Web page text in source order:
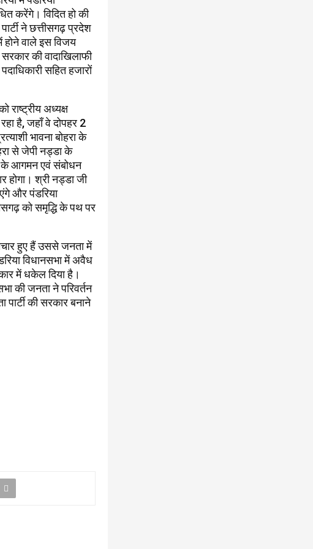
करेंगे। विदित हो की
ने छत्तीसगढ़ प्रदेश
होने वाले इस विजय
की वादाखिलाफी
सहित हजारों
राष्ट्रीय अध्यक्ष
है, जहाँ वे दोपहर 2
भावना बोहरा के
से जेपी नड्डा के
के आगमन एवं संबोधन
होगा। श्री नड्डा जी
और पंडरिया
को समृद्धि के पथ पर
हुए हैं उससे जनता में
विधानसभा में अवैध
में धकेल दिया है।
की जनता ने परिवर्तन
की सरकार बनाने